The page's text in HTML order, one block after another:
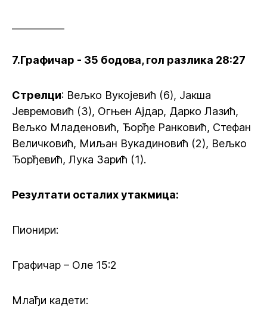
7.Графичар - 35 бодова, гол разлика 28:27
Стрелци: Вељко Вукојевић (6), Јакша
Јевремовић (3), Огњен Ајдар, Дарко Лазић,
Вељко Младеновић, Ђорђе Ранковић, Стефан
Величковић, Миљан Вукадиновић (2), Вељко
Ђорђевић, Лука Зарић (1).
Резултати осталих утакмица:
Пионири:
Графичар – Оле 15:2
Млађи кадети: